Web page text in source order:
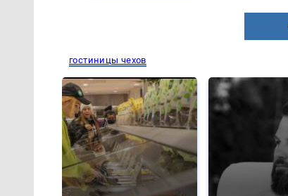
гостиницы чехов